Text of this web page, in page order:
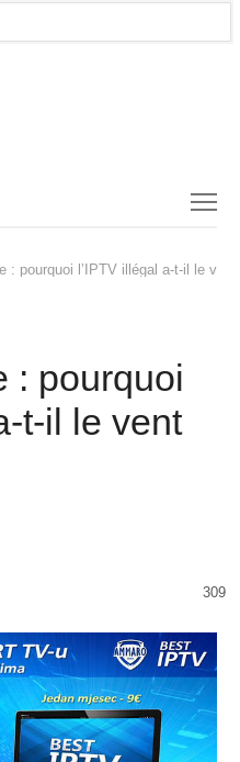
: pourquoi l’IPTV illégal a-t-il le
: pourquoi
t-il le vent
309